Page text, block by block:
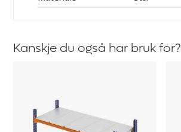
Kanskje du også har bruk for?
lagerhyller
Aleyna